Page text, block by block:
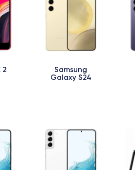
2
Samsung
Galaxy S24